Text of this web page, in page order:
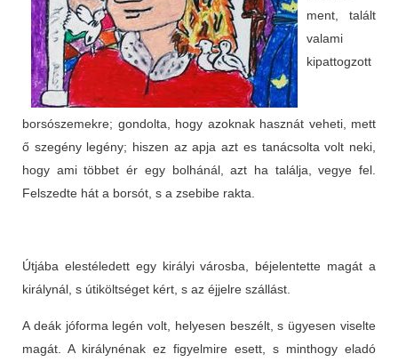
ment, talált
valami
kipattogzott
borsószemekre; gondolta, hogy azoknak hasznát veheti, mett
ő szegény legény; hiszen az apja azt es tanácsolta volt neki,
hogy ami többet ér egy bolhánál, azt ha találja, vegye fel.
Felszedte hát a borsót, s a zsebibe rakta.
Útjába elestéledett egy királyi városba, béjelentette magát a
királynál, s útiköltséget kért, s az éjjelre szállást.
A deák jóforma legén volt, helyesen beszélt, s ügyesen viselte
magát. A királynénak ez figyelmire esett, s minthogy eladó